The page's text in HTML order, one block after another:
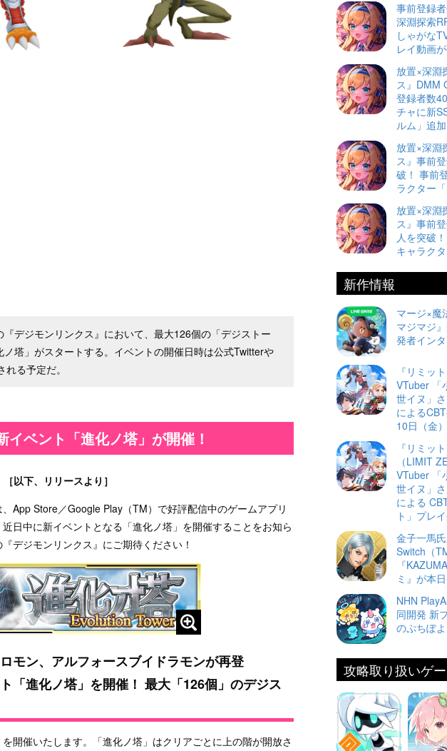
デジモンリンクス』において、最大126個の「デジストー
塔」がスタートする。イベントの開催日時は公式Twitterや
る予定だ。
ベント「進化ノ塔」が開催！
［以下、リリースより］
App Store／Google Play（TM）で好評配信中のゲームアプリ
日中に新イベントとなる「進化ノ塔」を開催することをお知ら
デジモンリンクス』にご期待ください！
モン、アルフォースブイドラモンが再登
「進化ノ塔」を開催！ 最大「126個」のデジス
開催いたします。「進化ノ塔」はクリアごとに上の階が開放さ
事前登録
深淵探索
しゃがな
レイ動画が
放置×深淵
ス』DMM
登録者数
チャに新
ルム」追加
放置×深淵
ス』事前
破！ 事前
ラクター
放置×深淵
ス』事前
人を突破
キャラク
新作情報
マージ×魔
マジマジ
発者イン
『リミッ
VTuber 「
世イヌ」
による
10日（金
『リミッ
（LIMIT
VTuber 「
世イヌ」
による
ト」プレ
金子一馬
Switch（
『
ミ』が本
NHN
同開発 新
のぷちぽ
攻略取り扱いゲ